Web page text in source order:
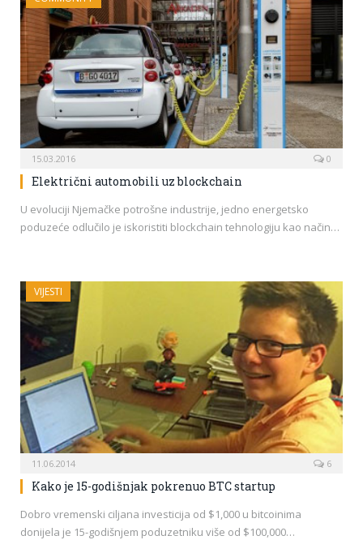
15.03.2016 0
Električni automobili uz blockchain
U evoluciji Njemačke potrošne industrije, jedno energetsko
poduzeće odlučilo je iskoristiti blockchain tehnologiju kao način…
VIJESTI
11.06.2014 6
Kako je 15-godišnjak pokrenuo BTC startup
Dobro vremenski ciljana investicija od $1,000 u bitcoinima
donijela je 15-godišnjem poduzetniku više od $100,000…